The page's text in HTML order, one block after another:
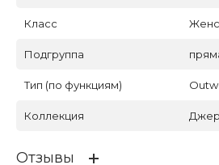
Класс
Подгруппа
Тип (по функциям)
Коллекция
Отзывы